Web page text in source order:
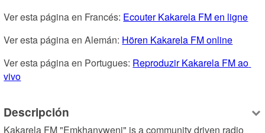
Ver esta página en Francés: Ecouter Kakarela FM en ligne
Ver esta página en Alemán: Hören Kakarela FM online
Ver esta página en Portugues: Reproduzir Kakarela FM ao
vivo
Descripción
Kakarela FM "Emkhanyweni" is a community driven radio